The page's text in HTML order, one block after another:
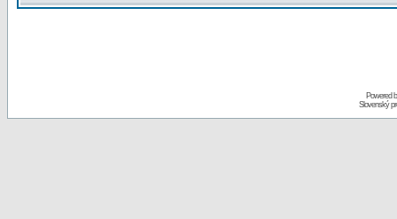
Powered
Slovenský